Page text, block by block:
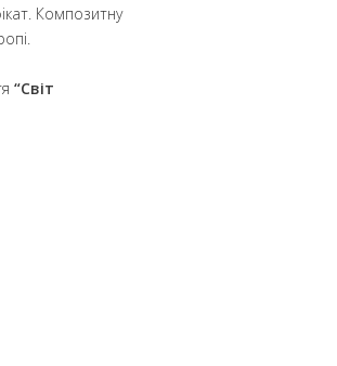
Композитну
“Світ